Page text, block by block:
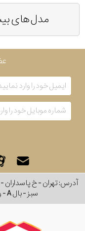
مدل های
سبز - بال A - واحد ۷۱۱